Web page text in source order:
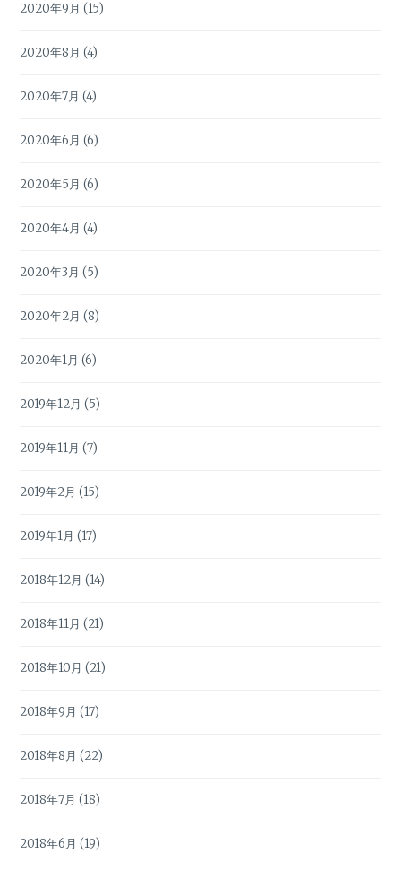
2020年9月 (15)
2020年8月 (4)
2020年7月 (4)
2020年6月 (6)
2020年5月 (6)
2020年4月 (4)
2020年3月 (5)
2020年2月 (8)
2020年1月 (6)
2019年12月 (5)
2019年11月 (7)
2019年2月 (15)
2019年1月 (17)
2018年12月 (14)
2018年11月 (21)
2018年10月 (21)
2018年9月 (17)
2018年8月 (22)
2018年7月 (18)
2018年6月 (19)